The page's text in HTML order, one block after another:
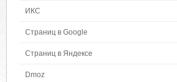
ИКС
Страниц в Google
Страниц в Яндексе
Dmoz